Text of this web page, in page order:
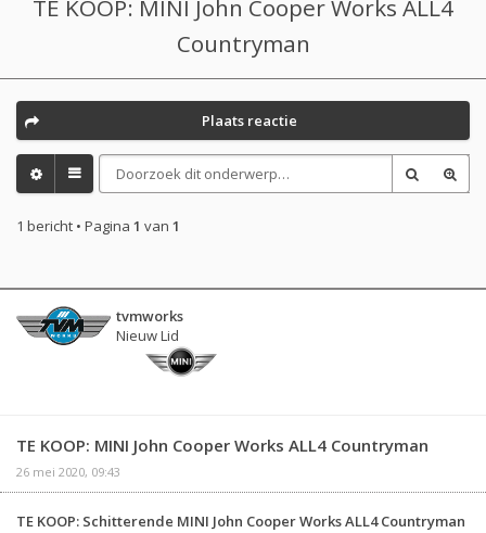
TE KOOP: MINI John Cooper Works ALL4
Countryman
Plaats reactie
1 bericht • Pagina 1 van 1
tvmworks
Nieuw Lid
TE KOOP: MINI John Cooper Works ALL4 Countryman
26 mei 2020, 09:43
TE KOOP: Schitterende MINI John Cooper Works ALL4 Countryman